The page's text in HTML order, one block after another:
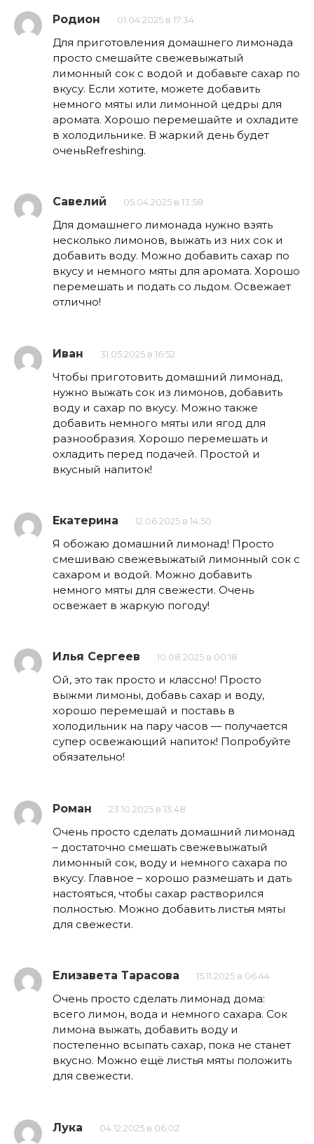
Родион 01.04.2025 в 17:34
Для приготовления домашнего лимонада
просто смешайте свежевыжатый
лимонный сок с водой и добавьте сахар по
вкусу. Если хотите, можете добавить
немного мяты или лимонной цедры для
аромата. Хорошо перемешайте и охладите
в холодильнике. В жаркий день будет
оченьRefreshing.
Савелий 05.04.2025 в 13:58
Для домашнего лимонада нужно взять
несколько лимонов, выжать из них сок и
добавить воду. Можно добавить сахар по
вкусу и немного мяты для аромата. Хорошо
перемешать и подать со льдом. Освежает
отлично!
Иван 31.05.2025 в 16:52
Чтобы приготовить домашний лимонад,
нужно выжать сок из лимонов, добавить
воду и сахар по вкусу. Можно также
добавить немного мяты или ягод для
разнообразия. Хорошо перемешать и
охладить перед подачей. Простой и
вкусный напиток!
Екатерина 12.06.2025 в 14:50
Я обожаю домашний лимонад! Просто
смешиваю свежевыжатый лимонный сок с
сахаром и водой. Можно добавить
немного мяты для свежести. Очень
освежает в жаркую погоду!
Илья Сергеев 10.08.2025 в 00:18
Ой, это так просто и классно! Просто
выжми лимоны, добавь сахар и воду,
хорошо перемешай и поставь в
холодильник на пару часов — получается
супер освежающий напиток! Попробуйте
обязательно!
Роман 23.10.2025 в 13:48
Очень просто сделать домашний лимонад
– достаточно смешать свежевыжатый
лимонный сок, воду и немного сахара по
вкусу. Главное – хорошо размешать и дать
настояться, чтобы сахар растворился
полностью. Можно добавить листья мяты
для свежести.
Елизавета Тарасова 15.11.2025 в 06:44
Очень просто сделать лимонад дома:
всего лимон, вода и немного сахара. Сок
лимона выжать, добавить воду и
постепенно всыпать сахар, пока не станет
вкусно. Можно ещё листья мяты положить
для свежести.
Лука 04.12.2025 в 06:02